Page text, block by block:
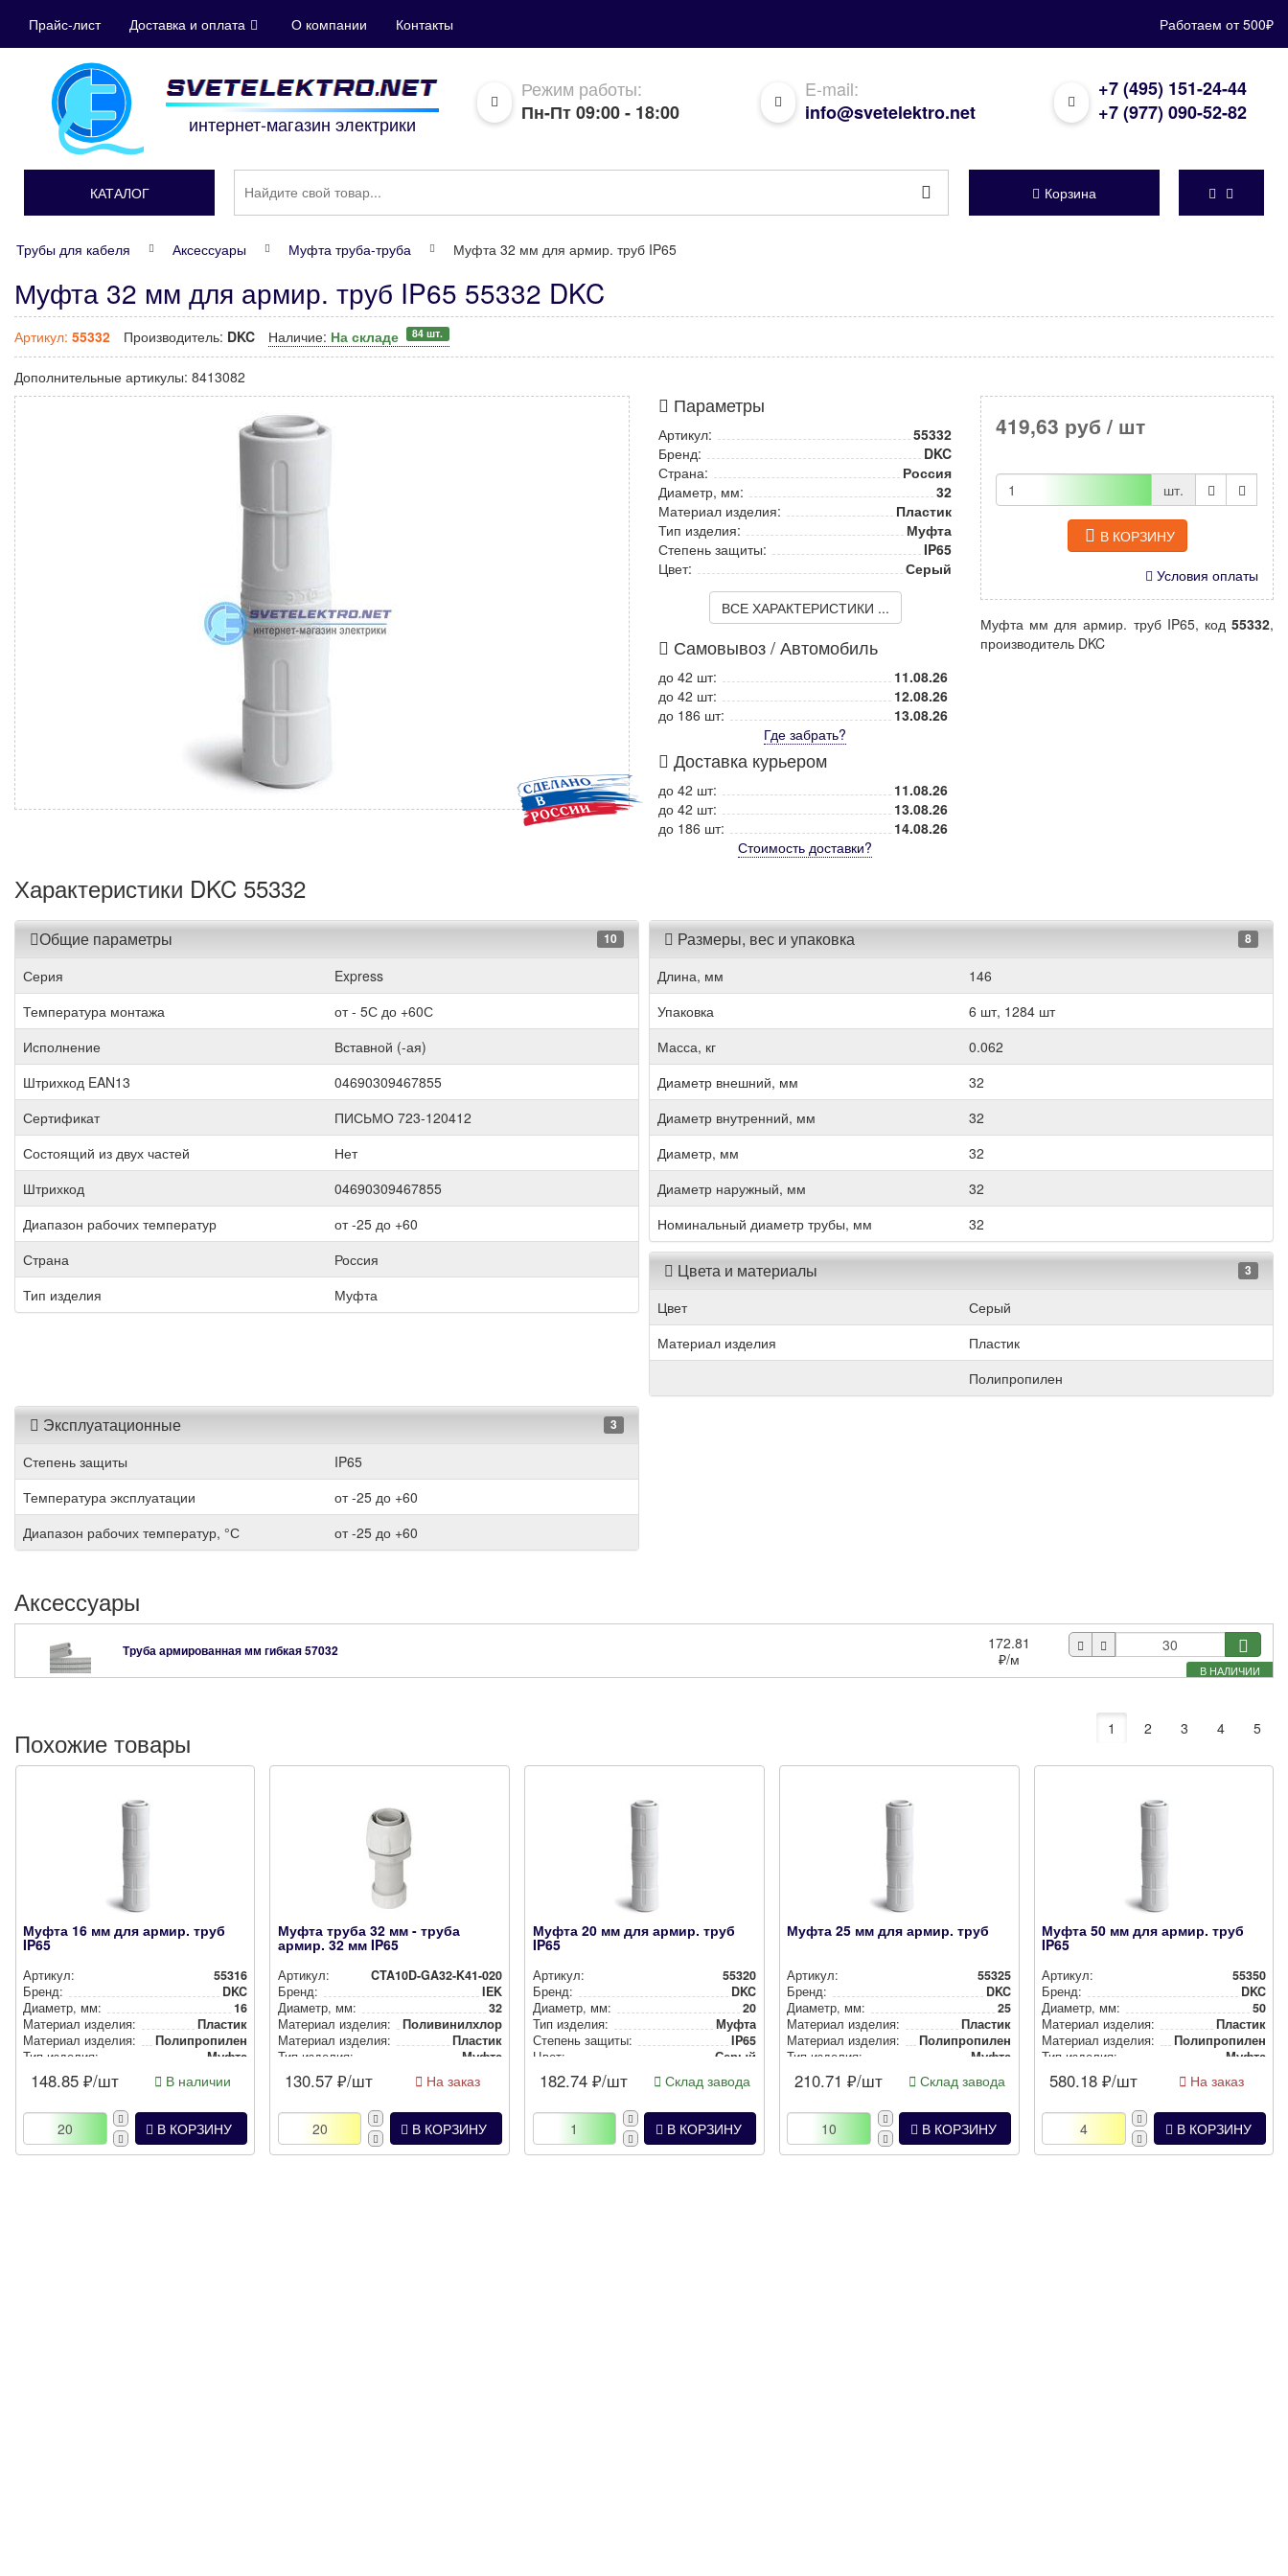
Прайс-лист Доставка и оплата О компании Контакты Работаем от 500₽
интернет-магазин электрики
Режим работы:
Пн-Пт 09:00 - 18:00
E-mail:
info@svetelektro.net
+7 (495) 151-24-44
+7 (977) 090-52-82
КАТАЛОГ Корзина
Трубы для кабеля Аксессуары Муфта труба-труба Муфта 32 мм для армир. труб IP65
Муфта 32 мм для армир. труб IP65 55332 DKC
Артикул: 55332 Производитель: DKC Наличие: На складе 84 шт.
Дополнительные артикулы: 8413082
Параметры
Артикул:
55332
Бренд:
DKC
Страна:
Россия
Диаметр, мм:
32
Материал изделия:
Пластик
Тип изделия:
Муфта
Степень защиты:
IP65
Цвет:
Серый
ВСЕ ХАРАКТЕРИСТИКИ ...
Самовывоз / Автомобиль
до 42 шт:
11.08.26
до 42 шт:
12.08.26
до 186 шт:
13.08.26
Где забрать?
Доставка курьером
до 42 шт:
11.08.26
до 42 шт:
13.08.26
до 186 шт:
14.08.26
Стоимость доставки?
419,63 руб / шт
шт.
В КОРЗИНУ
Условия оплаты
Муфта мм для армир. труб IP65, код 55332,
производитель DKC
Характеристики DKC 55332
Общие параметры 10
Серия
Express
Температура монтажа
от - 5С до +60С
Исполнение
Вставной (-ая)
Штрихкод EAN13
04690309467855
Сертификат
ПИСЬМО 723-120412
Состоящий из двух частей
Нет
Штрихкод
04690309467855
Диапазон рабочих температур
от -25 до +60
Страна
Россия
Тип изделия
Муфта
Размеры, вес и упаковка 8
Длина, мм
146
Упаковка
6 шт, 1284 шт
Масса, кг
0.062
Диаметр внешний, мм
32
Диаметр внутренний, мм
32
Диаметр, мм
32
Диаметр наружный, мм
32
Номинальный диаметр трубы, мм
32
Цвета и материалы 3
Цвет
Серый
Материал изделия
Пластик
Полипропилен
Эксплуатационные 3
Степень защиты
IP65
Температура эксплуатации
от -25 до +60
Диапазон рабочих температур, °С
от -25 до +60
Аксессуары
В НАЛИЧИИ
Труба армированная мм гибкая57032
172.81
₽/м
Похожие товары 1 2 3 4 5
Муфта 16 мм для армир. труб
IP65
Артикул:
55316
Бренд:
DKC
Диаметр, мм:
16
Материал изделия:
Пластик
Материал изделия:
Полип­ро­пи­лен
Тип изделия:
Муфта
Степень защиты:
Цвет:
Серый
148.85 ₽/шт В наличии
В КОРЗИНУ
Муфта труба 32 мм - труба
армир. 32 мм IP65
Артикул:
CTA10D-GA32-K41-020
Бренд:
IEK
Диаметр, мм:
32
Материал изделия:
Поли­ви­нил­хло­рид (ПВХ)
Материал изделия:
Пластик
Тип изделия:
Муфта
Степень защиты:
Цвет:
Серый
130.57 ₽/шт На заказ
В КОРЗИНУ
Муфта 20 мм для армир. труб
IP65
Артикул:
55320
Бренд:
DKC
Диаметр, мм:
20
Тип изделия:
Муфта
Степень защиты:
IP65
Цвет:
Серый
Масса, кг:
182.74 ₽/шт Склад завода
В КОРЗИНУ
Муфта 25 мм для армир. труб
Артикул:
55325
Бренд:
DKC
Диаметр, мм:
25
Материал изделия:
Пластик
Материал изделия:
Полип­ро­пи­лен
Тип изделия:
Муфта
Степень защиты:
Цвет:
Серый
210.71 ₽/шт Склад завода
В КОРЗИНУ
Муфта 50 мм для армир. труб
IP65
Артикул:
55350
Бренд:
DKC
Диаметр, мм:
50
Материал изделия:
Пластик
Материал изделия:
Полип­ро­пи­лен
Тип изделия:
Муфта
Степень защиты:
Цвет:
Серый
580.18 ₽/шт На заказ
В КОРЗИНУ